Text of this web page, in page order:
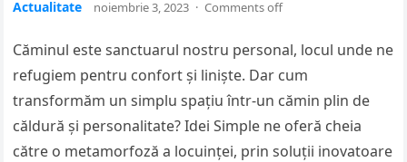
Actualitate noiembrie 3, 2023 · Comments off
Căminul este sanctuarul nostru personal, locul unde ne
refugiem pentru confort și liniște. Dar cum
transformăm un simplu spațiu într-un cămin plin de
căldură și personalitate? Idei Simple ne oferă cheia
către o metamorfoză a locuinței, prin soluții inovatoare